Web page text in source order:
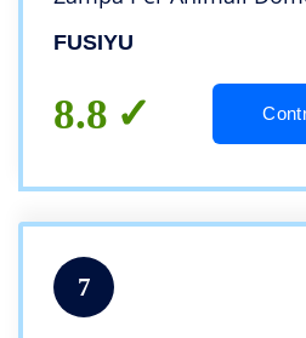
Piccola o Media per
FUSIYU
8.8
7